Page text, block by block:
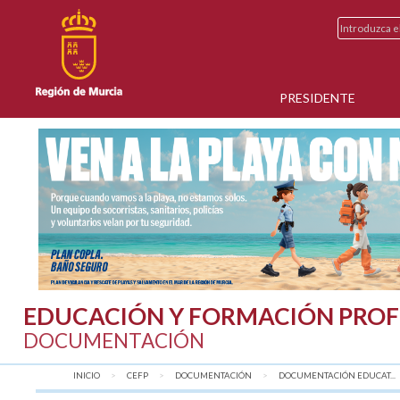
PRESIDENTE
EDUCACIÓN Y FORMACIÓN
DOCUMENTACIÓN
INICIO CEFP DOCUMENTACIÓN DOCUMENTACIÓN EDUCAT...